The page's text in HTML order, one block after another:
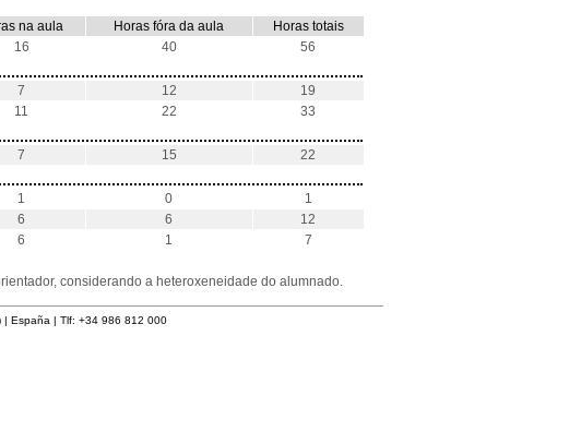
na aula
Horas fóra da aula
Horas totais
16 40 56
7 12
19
11 22 33
7 15 22
1 0
1
6 6
12
6 1 7
considerando a heteroxeneidade do alumnado.
| Tlf: +34 986 812 000